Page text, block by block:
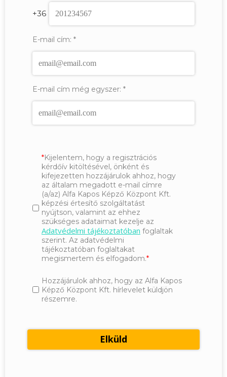
+36
E-mail cím: *
E-mail cím még egyszer: *
Kijelentem, hogy a regisztrációs
kérdőív kitöltésével, önként és
kifejezetten hozzájárulok ahhoz, hogy
az általam megadott e-mail címre
(a/az) Alfa Kapos Képző Központ Kft.
képzési értesítő szolgáltatást
nyújtson, valamint az ehhez
szükséges adataimat kezelje az
Adatvédelmi tájékoztatóban foglaltak
szerint. Az adatvédelmi
tájékoztatóban foglaltakat
megismertem és elfogadom.
Hozzájárulok ahhoz, hogy az Alfa Kapos
Képző Központ Kft. hírlevelet küldjön
részemre.